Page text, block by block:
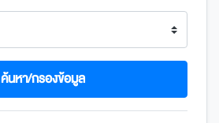
ค้นหา/กรองข้อมูล